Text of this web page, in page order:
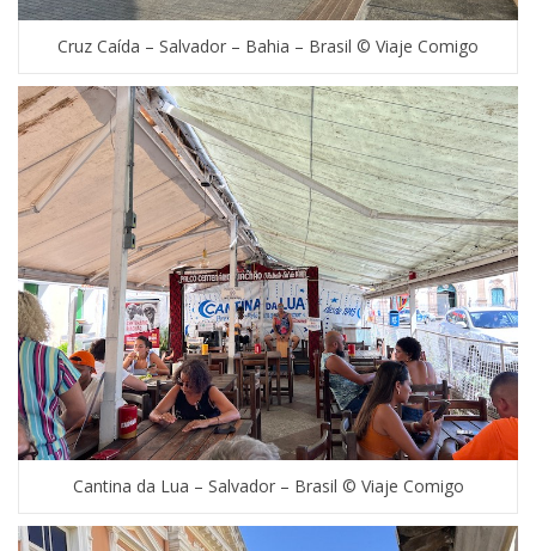
Cruz Caída – Salvador – Bahia – Brasil © Viaje Comigo
Cantina da Lua – Salvador – Brasil © Viaje Comigo